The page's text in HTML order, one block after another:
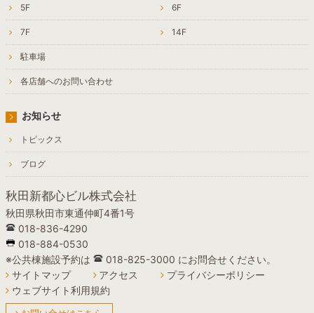
5F 6F
7F 14F
駐車場
各店舗へのお問い合わせ
お知らせ
トピックス
ブログ
秋田新都心ビル株式会社
秋田県秋田市東通仲町4番1号
018-836-4290
018-884-0530
※公共棟施設予約は
018-825-3000 にお問合せください。
サイトマップ
アクセス
プライバシーポリシー
ウェブサイト利用規約